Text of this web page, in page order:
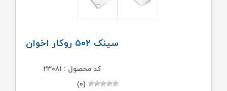
سینک ۵۰۲ روکار اخوان
کد محصول : ۲۳۰۸۱
(۰)